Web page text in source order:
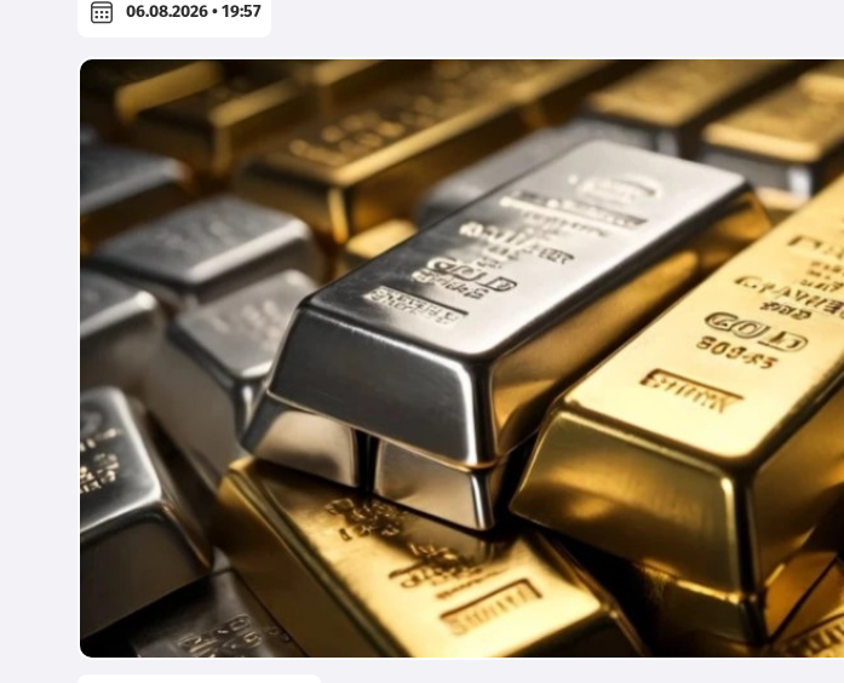
06.08.2026 • 19:57